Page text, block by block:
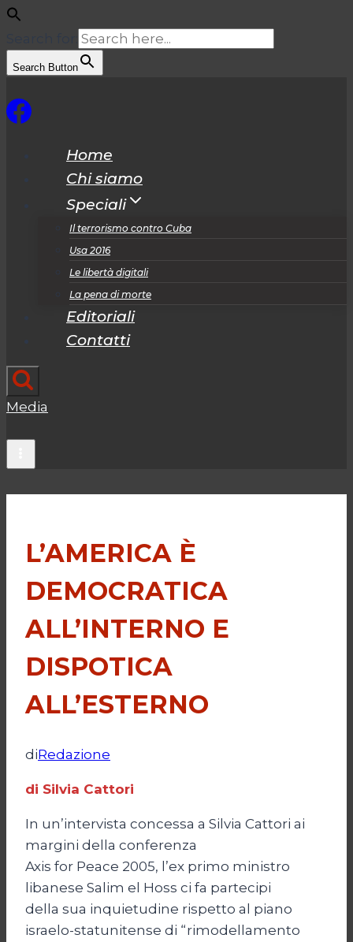
Search Button
al
Home
Chi siamo
Speciali
Il terrorismo contro Cuba
Usa 2016
Le libertà digitali
La pena di morte
Editoriali
Contatti
Media
L’AMERICA È
DEMOCRATICA
ALL’INTERNO E
DISPOTICA
ALL’ESTERNO
diRedazione
di Silvia Cattori
In un’intervista concessa a Silvia Cattori ai
margini della conferenza
Axis for Peace 2005, l’ex primo ministro
libanese Salim el Hoss ci fa partecipi
della sua inquietudine rispetto al piano
israelo-statunitense di “rimodellamento